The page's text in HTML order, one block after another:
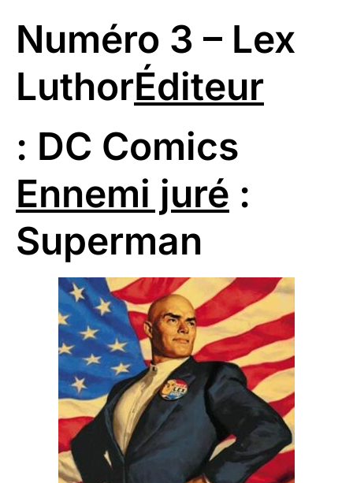
Numéro 3 – Lex
LuthorÉditeur
: DC Comics
Ennemi juré :
Superman